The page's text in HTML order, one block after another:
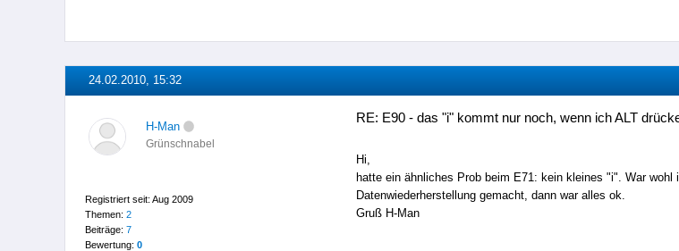
24.02.2010, 15:32
H-Man
Grünschnabel
Registriert seit: Aug 2009
Themen: 2
Beiträge: 7
Bewertung: 0
RE: E90 - das "i" kommt nur noch, wenn ich ALT
Hi,
hatte ein ähnliches Prob beim E71: kein kleines "i". War
Datenwiederherstellung gemacht, dann war alles ok.
Gruß H-Man